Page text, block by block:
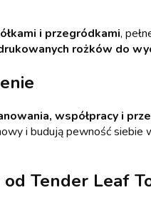
i przegródkami,
rożków do
współpracy i
i budują pewność
Tender Leaf